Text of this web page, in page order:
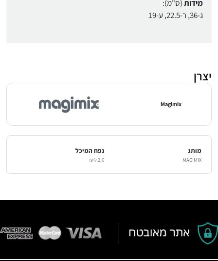
מידות(ס"מ):
ג-36, ר-22.5, ע-19
יצרן
Magimix
מותג
MAGIMIX
נפח המיכל
2.6 ליטר